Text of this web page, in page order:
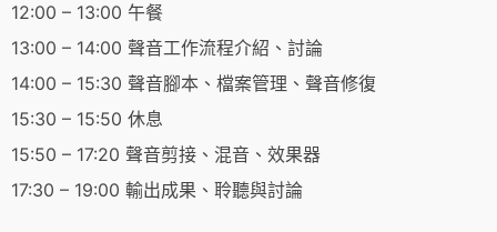
12:00 – 13:00 午餐
13:00 – 14:00 聲音工作流程介紹、討論
14:00 – 15:30 聲音腳本、檔案管理、聲音修復
15:30 – 15:50 休息
15:50 – 17:20 聲音剪接、混音、效果器
17:30 – 19:00 輸出成果、聆聽與討論